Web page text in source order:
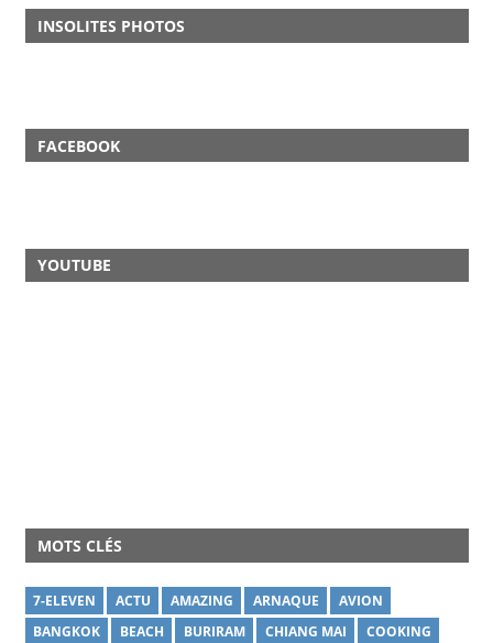
INSOLITES PHOTOS
FACEBOOK
YOUTUBE
MOTS CLÉS
7-ELEVEN ACTU AMAZING ARNAQUE
AVION
BANGKOK
BEACH BURIRAM CHIANG MAI
COOKING